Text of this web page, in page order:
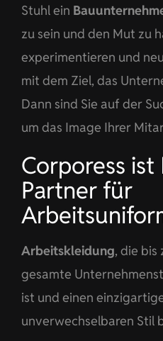
Stuhl ein
zu sein und den Mut zu
experimentieren und
mit dem Ziel, das
Dann sind Sie auf der
um das Image Ihrer
Corporess
Partner für
Arbeitskleidung, die
gesamte
ist und einen
unverwechselbaren Stil